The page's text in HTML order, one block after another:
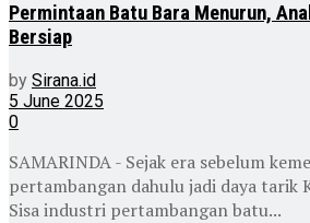
Permintaan Batu Bara Menurun,
Bersiap
by Sirana.id
5 June 2025
0
SAMARINDA - Sejak era sebelum
pertambangan dahulu jadi daya tarik
Sisa industri pertambangan batu...